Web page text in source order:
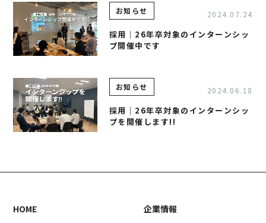
お問い合わせ
専用請求書
建築・不動産事業
環境リサイクル事業
TAMURA MEDIA
オリジナルグッズ
RECRUIT/エントリー
お知らせ 2024.07.24
採用｜26年卒対象のインターンシッ
プ開催中です
お知らせ 2024.06.18
採用｜26年卒対象のインターンシッ
プを開催します!!
HOME
企業情報